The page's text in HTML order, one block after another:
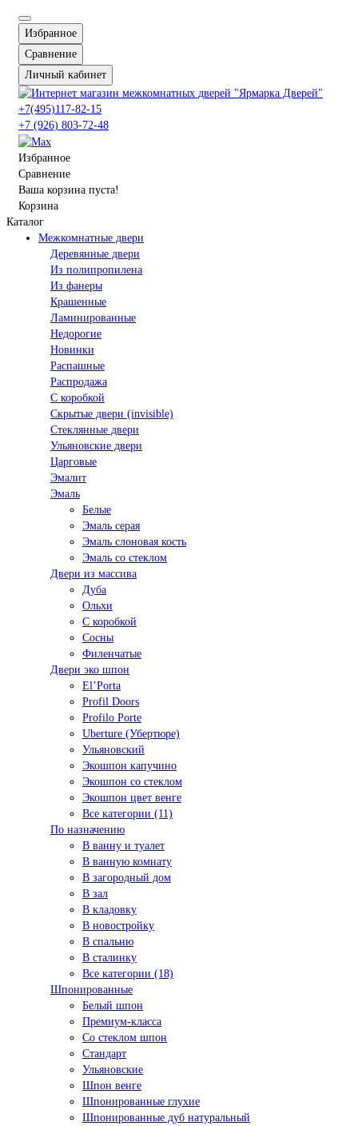
Избранное
Сравнение
Личный кабинет
+7(495)117-82-15
+7 (926) 803-72-48
Избранное
Сравнение
Ваша корзина пуста!
Корзина
Каталог
Межкомнатные двери
Деревянные двери
Из полипропилена
Из фанеры
Крашенные
Ламинированные
Недорогие
Новинки
Распашные
Распродажа
С коробкой
Скрытые двери (invisible)
Стеклянные двери
Ульяновские двери
Царговые
Эмалит
Эмаль
Белые
Эмаль серая
Эмаль слоновая кость
Эмаль со стеклом
Двери из массива
Дуба
Ольхи
С коробкой
Сосны
Филенчатые
Двери эко шпон
El’Porta
Profil Doors
Profilo Porte
Uberture (Убертюре)
Ульяновский
Экошпон капучино
Экошпон со стеклом
Экошпон цвет венге
Все категории (11)
По назначению
В ванну и туалет
В ванную комнату
В загородный дом
В зал
В кладовку
В новостройку
В спальню
В сталинку
Все категории (18)
Шпонированные
Белый шпон
Премиум-класса
Со стеклом шпон
Стандарт
Ульяновские
Шпон венге
Шпонированные глухие
Шпонированные дуб натуральный